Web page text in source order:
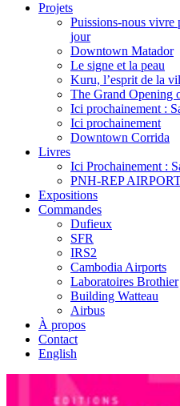
Projets
Puissions-nous vivre
jour
Downtown Matador
Le signe et la peau
Kuru, l’esprit de la
The Grand Opening
Ici prochainement :
Ici prochainement
Downtown Corrida
Livres
Ici Prochainement :
PNH-REP
Expositions
Commandes
Dufieux
SFR
IRS2
Cambodia Airports
Laboratoires Brothier
Building Watteau
Airbus
À propos
Contact
English